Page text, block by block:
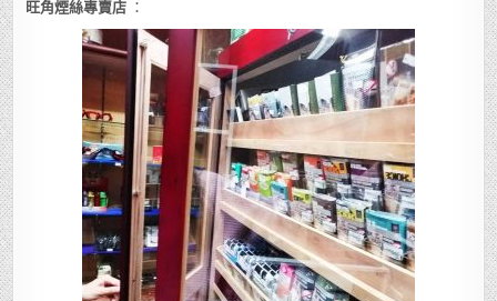
旺角煙絲專賣店 ：